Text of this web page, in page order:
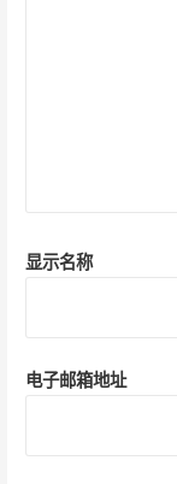
显示名称
电子邮箱地址